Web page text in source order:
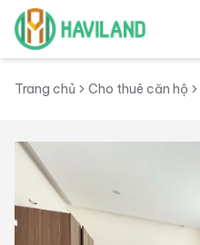
Haviland
Trang chủ Cho thuê căn hộ